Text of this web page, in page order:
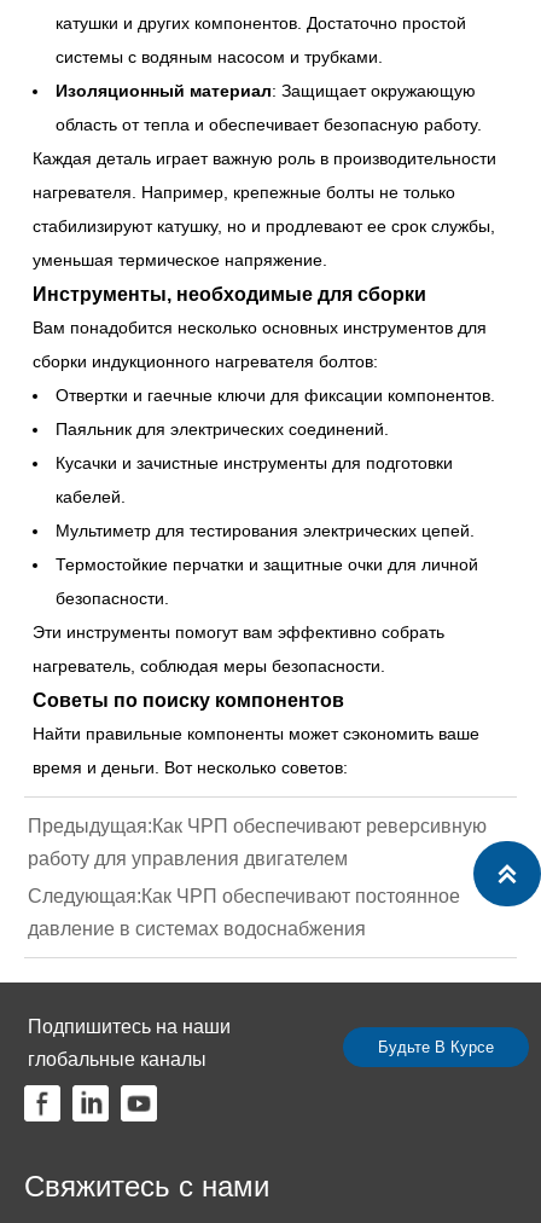
катушки и других компонентов. Достаточно простой
системы с водяным насосом и трубками.
Изоляционный материал: Защищает окружающую
область от тепла и обеспечивает безопасную работу.
Каждая деталь играет важную роль в производительности
нагревателя. Например, крепежные болты не только
стабилизируют катушку, но и продлевают ее срок службы,
уменьшая термическое напряжение.
Инструменты, необходимые для сборки
Вам понадобится несколько основных инструментов для
сборки индукционного нагревателя болтов:
Отвертки и гаечные ключи для фиксации компонентов.
Паяльник для электрических соединений.
Кусачки и зачистные инструменты для подготовки
кабелей.
Мультиметр для тестирования электрических цепей.
Термостойкие перчатки и защитные очки для личной
безопасности.
Эти инструменты помогут вам эффективно собрать
нагреватель, соблюдая меры безопасности.
Советы по поиску компонентов
Найти правильные компоненты может сэкономить ваше
время и деньги. Вот несколько советов:
Предыдущая:Как ЧРП обеспечивают реверсивную
работу для управления двигателем
Следующая:Как ЧРП обеспечивают постоянное
давление в системах водоснабжения
Подпишитесь на наши
глобальные каналы
Будьте В Курсе
Свяжитесь с нами
